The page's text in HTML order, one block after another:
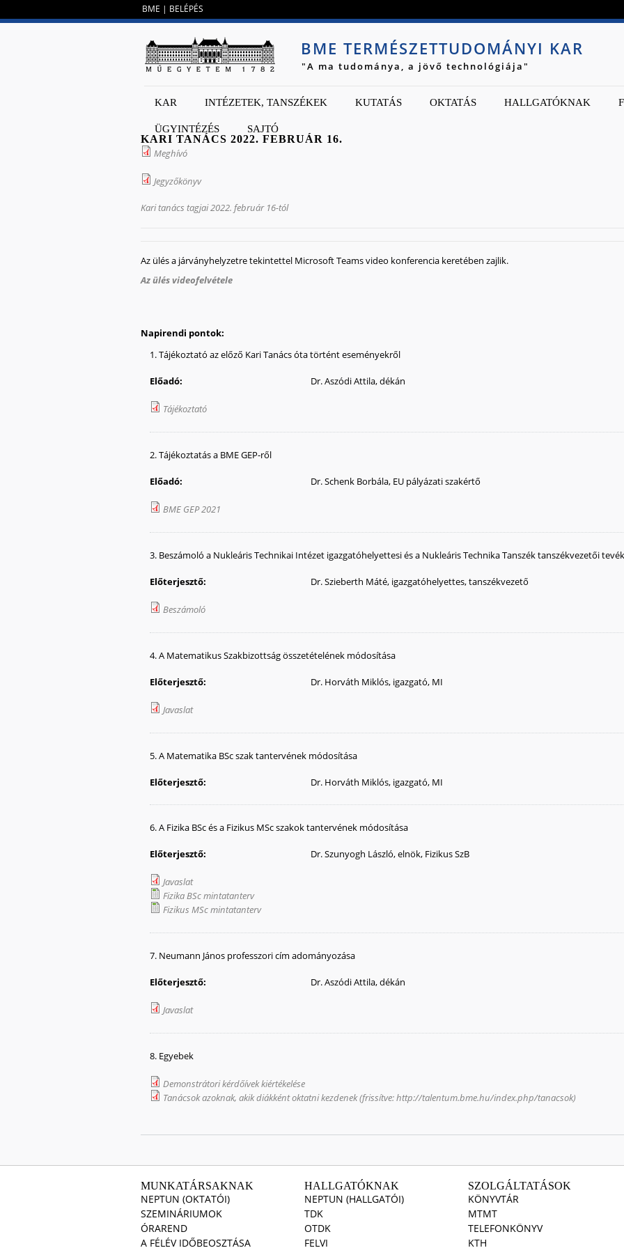
BME | BELÉPÉS
BME TERMÉSZETTUDOMÁNYI KAR
"A ma tudománya, a jövő technológiája"
KAR INTÉZETEK, TANSZÉKEK KUTATÁS OKTATÁS HALLGATÓKNAK
ÜGYINTÉZÉS SAJTÓ
KARI TANÁCS 2022. FEBRUÁR 16.
Meghívó
Jegyzőkönyv
Kari tanács tagjai 2022. február 16-tól
Az ülés a járványhelyzetre tekintettel Microsoft Teams video konferencia keretében zajlik.
Az ülés videofelvétele
Napirendi pontok:
1. Tájékoztató az előző Kari Tanács óta történt eseményekről
Előadó: Dr. Aszódi Attila, dékán
Tájékoztató
2. Tájékoztatás a BME GEP-ről
Előadó: Dr. Schenk Borbála, EU pályázati szakértő
BME GEP 2021
3. Beszámoló a Nukleáris Technikai Intézet igazgatóhelyettesi és a Nukleáris Technika Tanszék tanszékvezetői
Előterjesztő: Dr. Szieberth Máté, igazgatóhelyettes, tanszékvezető
Beszámoló
4. A Matematikus Szakbizottság összetételének módosítása
Előterjesztő: Dr. Horváth Miklós, igazgató, MI
Javaslat
5. A Matematika BSc szak tantervének módosítása
Előterjesztő: Dr. Horváth Miklós, igazgató, MI
6. A Fizika BSc és a Fizikus MSc szakok tantervének módosítása
Előterjesztő: Dr. Szunyogh László, elnök, Fizikus SzB
Javaslat
Fizika BSc mintatanterv
Fizikus MSc mintatanterv
7. Neumann János professzori cím adományozása
Előterjesztő: Dr. Aszódi Attila, dékán
Javaslat
8. Egyebek
Demonstrátori kérdőívek kiértékelése
Tanácsok azoknak, akik diákként oktatni kezdenek (frissítve: http://talentum.bme.hu/index.php/tanacsok)
MUNKATÁRSAKNAK
NEPTUN (OKTATÓI)
SZEMINÁRIUMOK
ÓRAREND
A FÉLÉV IDŐBEOSZTÁSA
HALLGATÓKNAK
NEPTUN (HALLGATÓI)
TDK
OTDK
FELVI
SZOLGÁLTATÁSOK
KÖNYVTÁR
MTMT
TELEFONKÖNYV
KTH